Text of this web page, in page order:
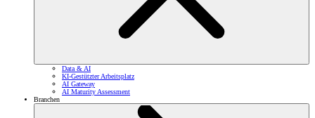
Data & AI
KI-Gestützter Arbeitsplatz
AI Gateway
AI Maturity Assessment
Branchen